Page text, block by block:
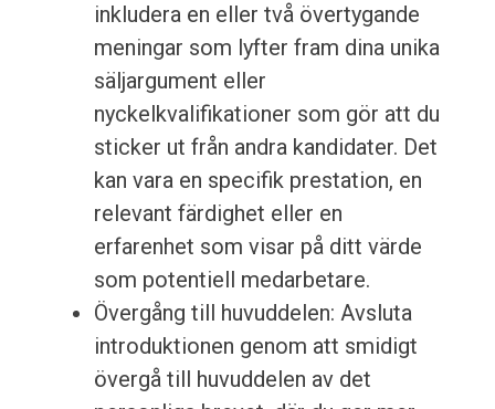
inkludera en eller två övertygande
meningar som lyfter fram dina unika
säljargument eller
nyckelkvalifikationer som gör att du
sticker ut från andra kandidater. Det
kan vara en specifik prestation, en
relevant färdighet eller en
erfarenhet som visar på ditt värde
som potentiell medarbetare.
Övergång till huvuddelen: Avsluta
introduktionen genom att smidigt
övergå till huvuddelen av det